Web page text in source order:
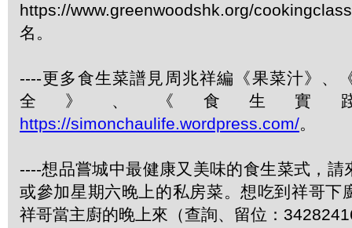
https://www.greenwoodshk.org/
名。
----更多食生菜譜見周兆祥編《果菜汁》、
全》、《食生實
https://simonchaulife.wordpress.com/。
----想品嘗城中最健康又美味的食生菜式，請
或參加星期六晚上的私房菜。想吃到祥哥下
祥哥當主廚的晚上來（查詢、留位：